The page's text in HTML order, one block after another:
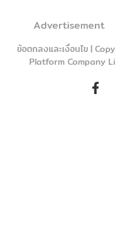
Advertisement
ข้อตกลงและเงื่อนไข |
Platform Company